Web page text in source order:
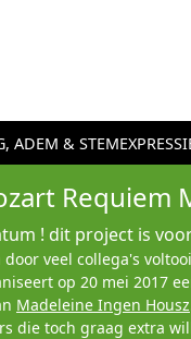
ADEM &
Requiem
! dit project is
veel collega's
op 20 mei 2017
Madeleine Ingen Housz
die toch graag extra